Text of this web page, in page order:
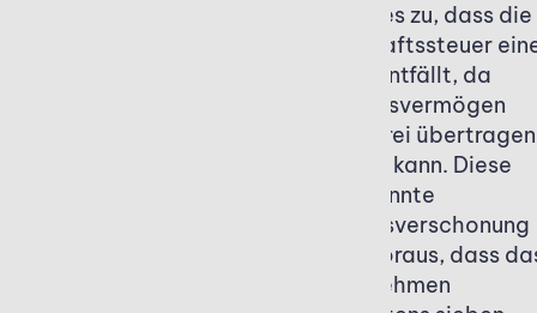
lassen es zu, dass die
Erbschaftssteuer
Firma entfällt, da
Betriebsvermögen
steuerfrei übertragen
werden kann. Diese
sogenannte
Optionsverschonung
setzt voraus, dass
Unternehmen